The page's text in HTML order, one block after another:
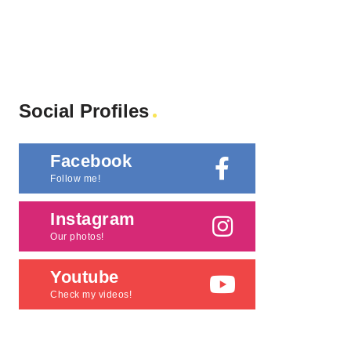
Social Profiles
Facebook
Follow me!
Instagram
Our photos!
Youtube
Check my videos!